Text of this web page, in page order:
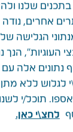
וכאב גרון
which
sinusitis,
upper
שלנו
אחרים,
הגלישה
העוגיות",
נתונים אלה
לגלוש ללא
תוכל/י
לחצ\י כאן.